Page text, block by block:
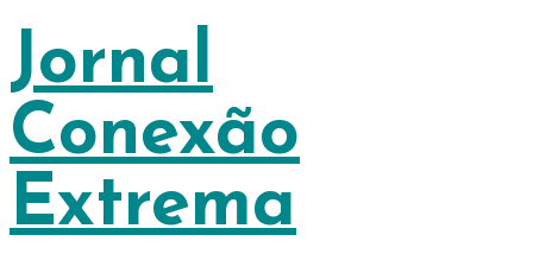
Jornal
Conexão
Extrema